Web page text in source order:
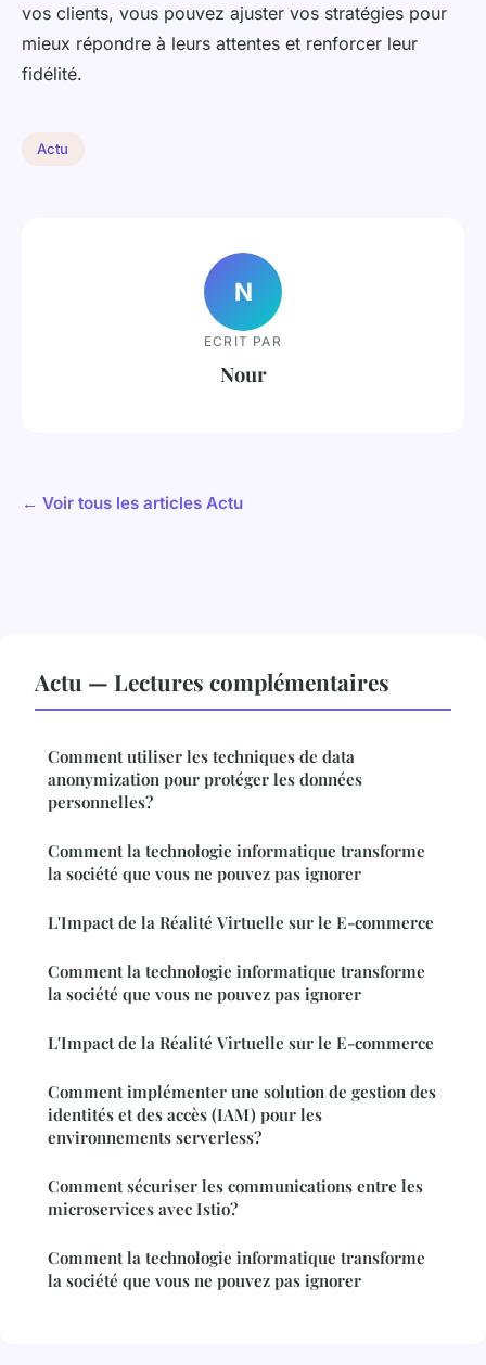
vos clients, vous pouvez ajuster vos stratégies pour
mieux répondre à leurs attentes et renforcer leur
fidélité.
Actu
N
ECRIT PAR
Nour
← Voir tous les articles Actu
Actu — Lectures complémentaires
Comment utiliser les techniques de data
anonymization pour protéger les données
personnelles?
Comment la technologie informatique transforme
la société que vous ne pouvez pas ignorer
L'Impact de la Réalité Virtuelle sur le E-commerce
Comment la technologie informatique transforme
la société que vous ne pouvez pas ignorer
L'Impact de la Réalité Virtuelle sur le E-commerce
Comment implémenter une solution de gestion des
identités et des accès (IAM) pour les
environnements serverless?
Comment sécuriser les communications entre les
microservices avec Istio?
Comment la technologie informatique transforme
la société que vous ne pouvez pas ignorer